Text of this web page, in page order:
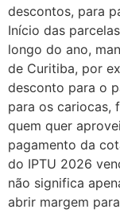
descontos, para
Início das
longo do ano,
de Curitiba, por
desconto para o
para os cariocas,
quem quer
pagamento da
do IPTU 2026
não significa
abrir margem